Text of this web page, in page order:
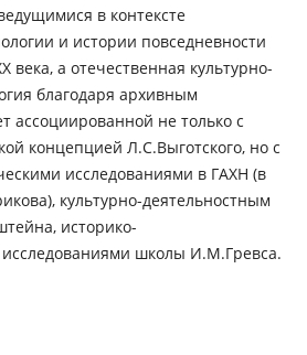
в контексте
и истории повседневности
века, а отечественная культурно-
благодаря архивным
ассоциированной не только с
концепцией Л.С.Выготского, но с
исследованиями в ГАХН (в
культурно-деятельностным
историко-
школы И.М.Гревса.